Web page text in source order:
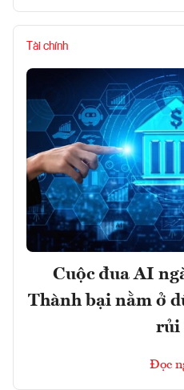
Tài chính
Cuộc đua AI
Thành bại nằm ở
rủi
Đọc